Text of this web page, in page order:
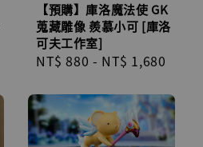
【預購】庫洛魔法使 GK
蒐藏雕像 羨慕小可 [庫洛
可夫工作室]
Regular
NT$ 880 - NT$ 1,680